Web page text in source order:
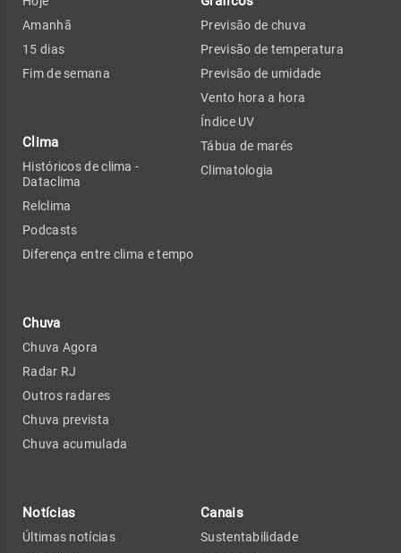
Amanhã
15 dias
Fim de semana
Clima
Históricos de clima -
Dataclima
Relclima
Podcasts
Diferença entre clima e tempo
Chuva
Chuva Agora
Radar RJ
Outros radares
Chuva prevista
Chuva acumulada
Previsão de chuva
Previsão de temperatura
Previsão de umidade
Vento hora a hora
Índice UV
Tábua de marés
Climatologia
Notícias
Últimas notícias
Canais
Sustentabilidade